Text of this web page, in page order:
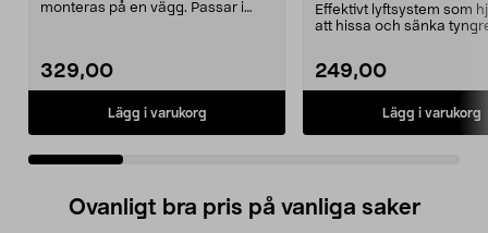
monteras på en vägg. Passar i
329,00
Lägg i varukorg
Effektivt lyftsystem som
att hissa och sänka
249,00
Lägg i varukorg
Ovanligt bra pris på vanliga saker